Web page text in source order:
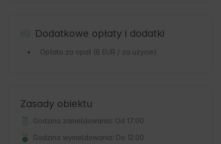
Dodatkowe opłaty i dodatki
Opłata za opał (8 EUR / za użycie)
Zasady obiektu
Godzina zameldowania: Od 17:00
Godzina wymeldowania: Do 12:00